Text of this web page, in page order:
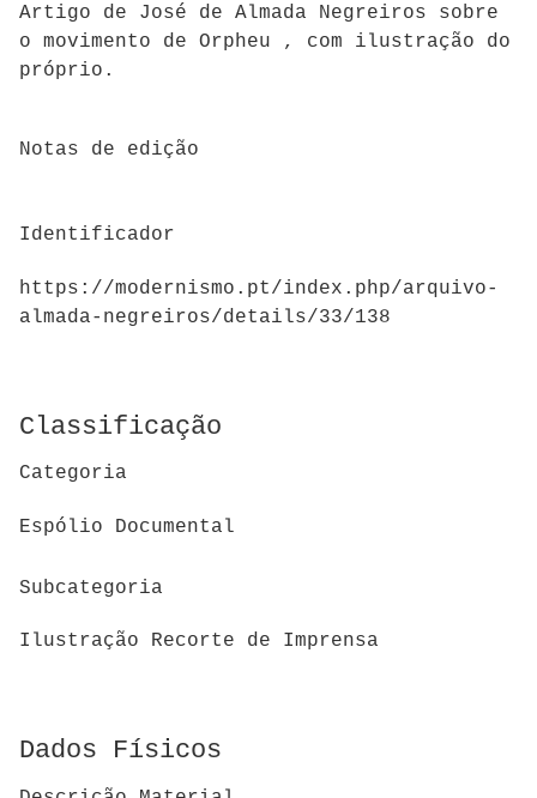
Artigo de José de Almada Negreiros sobre
o movimento de Orpheu , com ilustração do
próprio.
Notas de edição
Identificador
https://modernismo.pt/index.php/arquivo-
almada-negreiros/details/33/138
Classificação
Categoria
Espólio Documental
Subcategoria
Ilustração Recorte de Imprensa
Dados Físicos